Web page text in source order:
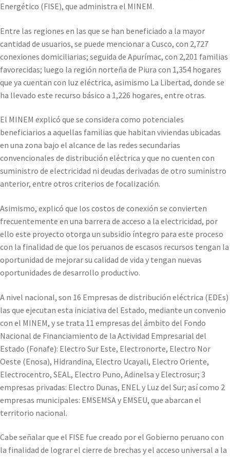
Energético (FISE), que administra el MINEM.
Entre las regiones en las que se han beneficiado a la mayor
cantidad de usuarios, se puede mencionar a Cusco, con 2,727
conexiones domiciliarias; seguida de Apurímac, con 2,201 familias
favorecidas; luego la región norteña de Piura con 1,354 hogares
que ya cuentan con luz eléctrica, asimismo La Libertad, donde se
ha llevado este recurso básico a 1,226 hogares, entre otras.
El MINEM explicó que se considera como potenciales
beneficiarios a aquellas familias que habitan viviendas ubicadas
en una zona bajo el alcance de las redes secundarias
convencionales de distribución eléctrica y que no cuenten con
suministro de electricidad ni deudas derivadas de otro suministro
anterior, entre otros criterios de focalización.
Asimismo, explicó que los costos de conexión se convierten
frecuentemente en una barrera de acceso a la electricidad, por
ello este proyecto otorga un subsidio íntegro para este proceso
con la finalidad de que los peruanos de escasos recursos tengan la
oportunidad de mejorar su calidad de vida y tengan nuevas
oportunidades de desarrollo productivo.
A nivel nacional, son 16 Empresas de distribución eléctrica (EDEs)
las que ejecutan esta iniciativa del Estado, mediante un convenio
con el MINEM, y se trata 11 empresas del ámbito del Fondo
Nacional de Financiamiento de la Actividad Empresarial del
Estado (Fonafe): Electro Sur Este, Electronorte, Electro Nor
Oeste (Enosa), Hidrandina, Electro Ucayali, Electro Oriente,
Electrocentro, SEAL, Electro Puno, Adinelsa y Electrosur; 3
empresas privadas: Electro Dunas, ENEL y Luz del Sur; así como 2
empresas municipales: EMSEMSA y EMSEU, que abarcan el
territorio nacional.
Cabe señalar que el FISE fue creado por el Gobierno peruano con
la finalidad de lograr el cierre de brechas y el acceso universal a la